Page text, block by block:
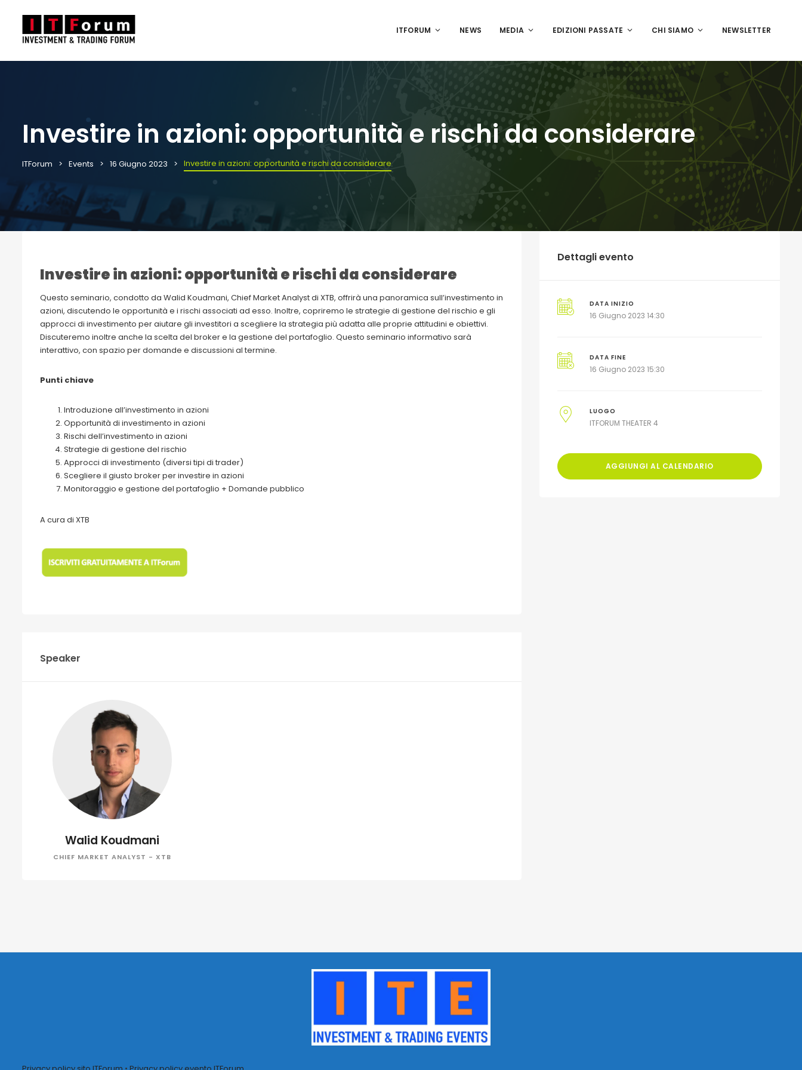
ITFORUM NEWS MEDIA EDIZIONI PASSATE CHI SIAMO NEWSLETTER
Investire in azioni: opportunità e rischi da considerare
ITForum Events 16 Giugno 2023 Investire in azioni: opportunità e rischi da considerare
Investire in azioni: opportunità e rischi da considerare
Questo seminario, condotto da Walid Koudmani, Chief Market Analyst di XTB, offrirà una panoramica sull’investimento in
azioni, discutendo le opportunità e i rischi associati ad esso. Inoltre, copriremo le strategie di gestione del rischio e gli
approcci di investimento per aiutare gli investitori a scegliere la strategia più adatta alle proprie attitudini e obiettivi.
Discuteremo inoltre anche la scelta del broker e la gestione del portafoglio. Questo seminario informativo sarà
interattivo, con spazio per domande e discussioni al termine.
Punti chiave
Introduzione all’investimento in azioni
Opportunità di investimento in azioni
Rischi dell’investimento in azioni
Strategie di gestione del rischio
Approcci di investimento (diversi tipi di trader)
Scegliere il giusto broker per investire in azioni
Monitoraggio e gestione del portafoglio + Domande pubblico
A cura di XTB
Speaker
Walid Koudmani
CHIEF MARKET ANALYST - XTB
Dettagli evento
DATA INIZIO
16 Giugno 2023 14:30
DATA FINE
16 Giugno 2023 15:30
LUOGO
ITFORUM THEATER 4
AGGIUNGI AL CALENDARIO